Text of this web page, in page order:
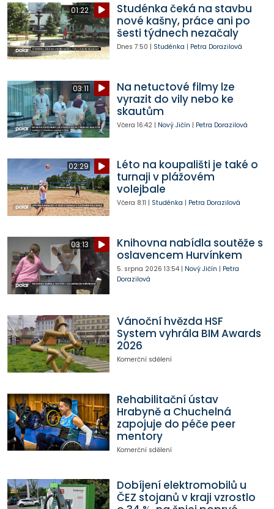
01:22
Studénka čeká na stavbu
nové kašny, práce ani po
šesti týdnech nezačaly
Dnes 7:50 | Studénka | Petra Dorazilová
03:11
Na netuctové filmy lze
vyrazit do vily nebo ke
skautům
Včera 16:42| Nový Jičín | Petra Dorazilová
02:29
Léto na koupališti je také o
turnaji v plážovém
volejbale
Včera 8:11 | Studénka | Petra Dorazilová
03:13
Knihovna nabídla soutěže s
oslavencem Hurvínkem
5. srpna 2026 13:54| Nový Jičín | Petra
Dorazilová
Vánoční hvězda HSF
System vyhrála BIM Awards
2026
Komerční sdělení
Rehabilitační ústav
Hrabyně a Chuchelná
zapojuje do péče peer
mentory
Komerční sdělení
Dobíjení elektromobilů u
ČEZ stojanů v kraji vzrostlo